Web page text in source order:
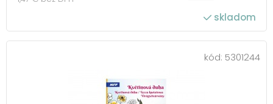
skladom
kód: 5301244